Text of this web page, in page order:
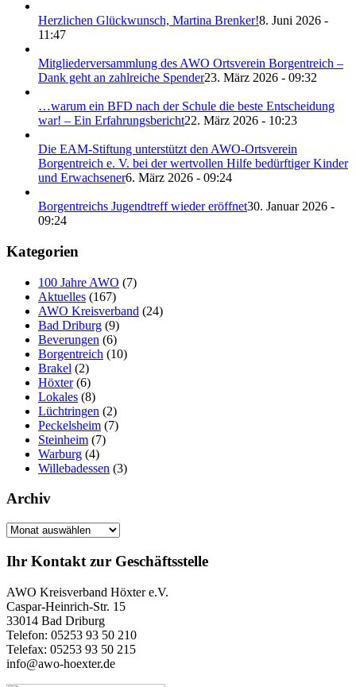
Herzlichen Glückwunsch, Martina Brenker!8. Juni 2026 -
11:47
Mitgliederversammlung des AWO Ortsverein Borgentreich –
Dank geht an zahlreiche Spender23. März 2026 - 09:32
…warum ein BFD nach der Schule die beste Entscheidung
war! – Ein Erfahrungsbericht22. März 2026 - 10:23
Die EAM-Stiftung unterstützt den AWO-Ortsverein
Borgentreich e. V. bei der wertvollen Hilfe bedürftiger Kinder
und Erwachsener6. März 2026 - 09:24
Borgentreichs Jugendtreff wieder eröffnet30. Januar 2026 -
09:24
Kategorien
100 Jahre AWO (7)
Aktuelles (167)
AWO Kreisverband (24)
Bad Driburg (9)
Beverungen (6)
Borgentreich (10)
Brakel (2)
Höxter(6)
Lokales (8)
Lüchtringen (2)
Peckelsheim (7)
Steinheim (7)
Warburg (4)
Willebadessen (3)
Archiv
Archiv
Ihr Kontakt zur Geschäftsstelle
AWO Kreisverband Höxter e.V.
Caspar-Heinrich-Str. 15
33014 Bad Driburg
Telefon: 05253 93 50 210
Telefax: 05253 93 50 215
info@awo-hoexter.de